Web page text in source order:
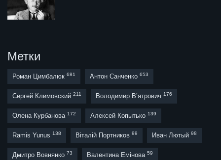
Метки
Роман Цимбалюк 681 Антон Санченко 653
Сергей Климовский 211 Володимир В’ятрович 176
Олена Курбанова 172 Алексей Копытько 139
Ramis Yunus 138 Віталій Портников 99 Иван Лютый 98
Дмитро Вовнянко 73 Валентина Емінова 59